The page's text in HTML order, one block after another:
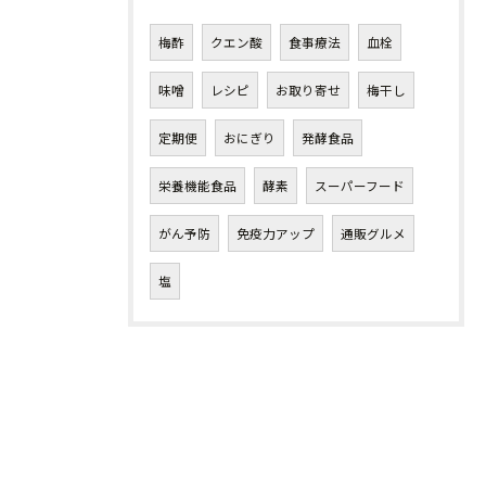
梅酢 クエン酸 食事療法 血栓
味噌 レシピ お取り寄せ 梅干し
定期便 おにぎり 発酵食品
栄養機能食品 酵素 スーパーフード
がん予防 免疫力アップ 通販グルメ
塩